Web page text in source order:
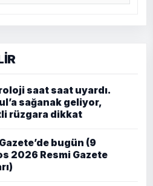
saat saat uyardı.
sağanak geliyor,
rüzgara dikkat
bugün (9
2026 Resmi Gazete